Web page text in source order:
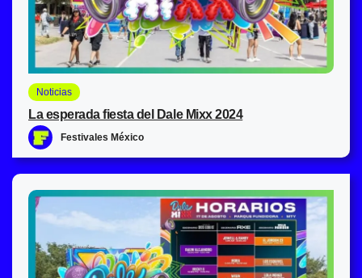
Noticias
La esperada fiesta del Dale Mixx 2024
Festivales México